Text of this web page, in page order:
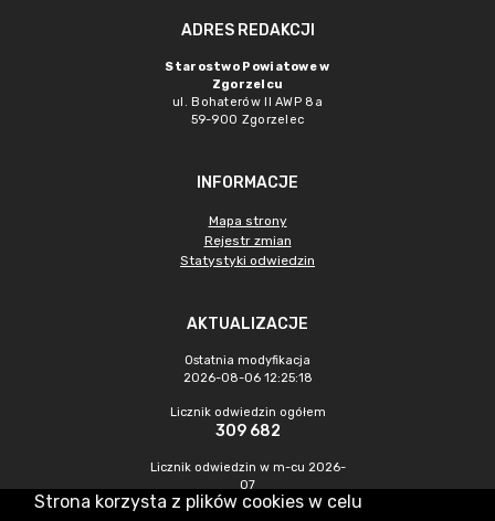
ADRES REDAKCJI
Starostwo Powiatowe w
Zgorzelcu
ul. Bohaterów II AWP 8a
59-900 Zgorzelec
INFORMACJE
Mapa strony
Rejestr zmian
Statystyki odwiedzin
AKTUALIZACJE
Ostatnia modyfikacja
2026-08-06 12:25:18
Licznik odwiedzin ogółem
309 682
Licznik odwiedzin w m-cu 2026-
07
380
Strona korzysta z plików cookies w celu